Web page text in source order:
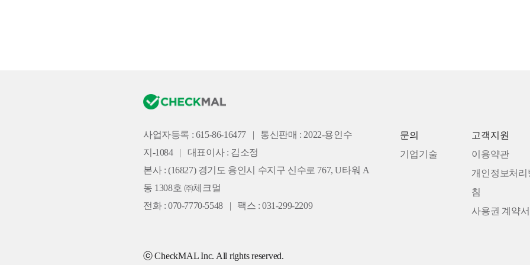
사업자등록 : 615-86-16477
통신판매 : 2022-용인수
지-1084
대표이사 : 김소정
본사 : (16827) 경기도 용인시 수지구 신수로 767, U타워 A
동 1308호 ㈜체크멀
전화 : 070-7770-5548
팩스 : 031-299-2209
문의
기업기술
고객지원
이용약관
개인정보처리
침
사용권 계약서
ⓒ CheckMAL Inc. All rights reserved.